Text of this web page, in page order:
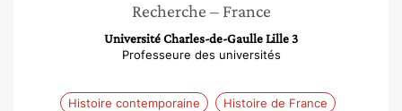
Recherche – France
Université Charles-de-Gaulle Lille 3
Professeure des universités
Histoire contemporaine Histoire de France